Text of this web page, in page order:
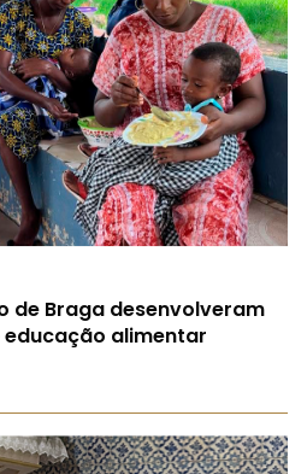
de Braga desenvolveram
alimentar